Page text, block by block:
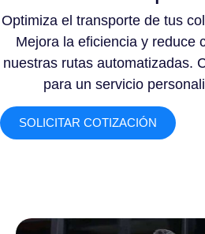
Optimiza el transporte de tus
Mejora la eficiencia y reduce
nuestras rutas automatizadas.
para un servicio
SOLICITAR COTIZACIÓN